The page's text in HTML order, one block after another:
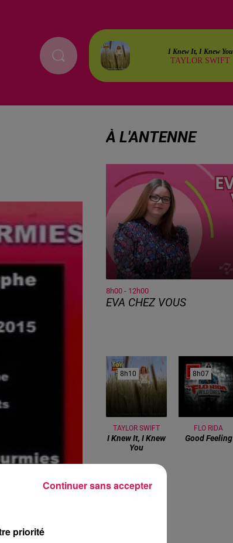
I Knew It, I Knew You
TAYLOR SWIFT
À L'ANTENNE
8h00 - 12h00
EVA CHEZ VOUS
8h10
8h10
TAYLOR SWIFT
I Knew It, I Knew
You
8h07
8h07
FLO RIDA
Good Feeling
priorité
Continuer sans accepter